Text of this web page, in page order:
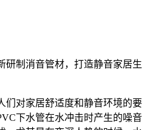
制消音管材，打造静音家居生
对家居舒适度和静音环境的要
下水管在水冲击时产生的噪音